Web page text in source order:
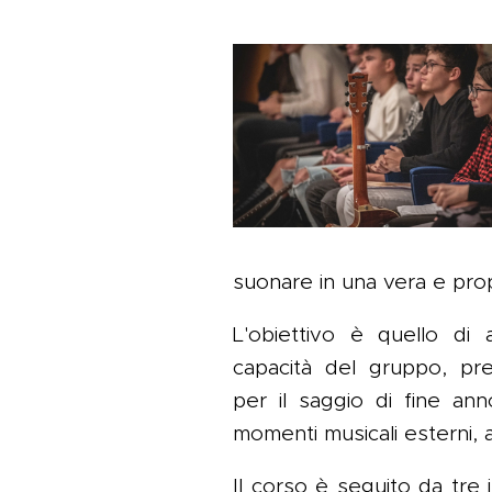
suonare in una vera e
L'obiettivo è quello di
capacità del gruppo,
per il saggio di fine
momenti musicali esterni,
Il corso è seguito da tre